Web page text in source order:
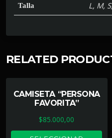
Talla L, M,
RELATED
CAMISETA “PERSONA
FAVORITA”
$85.000,00